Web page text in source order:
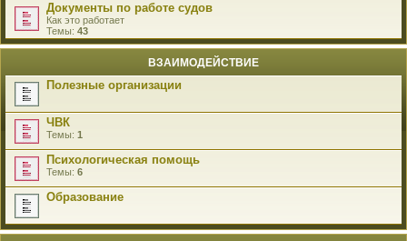
Документы по работе судов
Как это работает
Темы: 43
ВЗАИМОДЕЙСТВИЕ
Полезные организации
ЧВК
Темы: 1
Психологическая помощь
Темы: 6
Образование